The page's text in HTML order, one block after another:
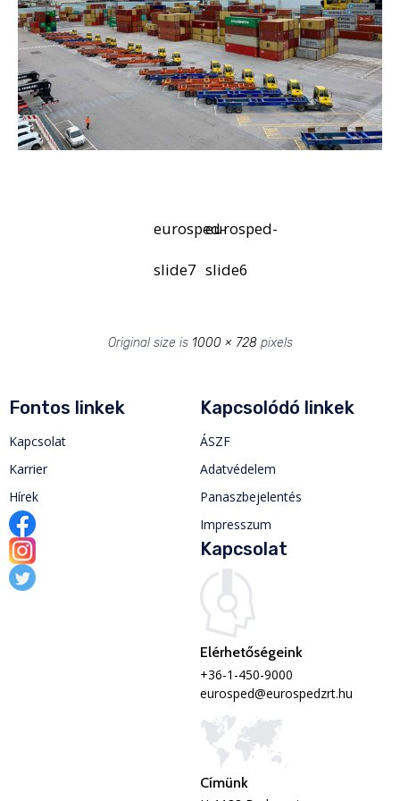
eurosped-
slide7
eurosped-
slide6
Original size is 1000 × 728pixels
Fontos linkek
Kapcsolat
Karrier
Hírek
Kapcsolódó linkek
ÁSZF
Adatvédelem
Panaszbejelentés
Impresszum
Kapcsolat
Elérhetőségeink
+36-1-450-9000
eurosped@eurospedzrt.hu
Címünk